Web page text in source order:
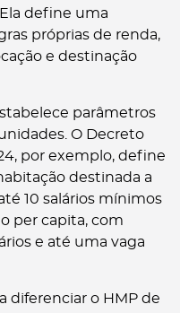
define uma
próprias de renda,
e destinação
parâmetros
O Decreto
por exemplo, define
destinada a
10 salários mínimos
per capita, com
e até uma vaga
diferenciar o HMP de